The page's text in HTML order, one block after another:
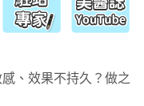
、效果不持久？做之